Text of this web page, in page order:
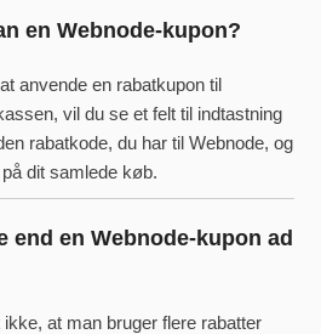
en Webnode-kupon?
anvende en rabatkupon til
vil du se et felt til indtastning
rabatkode, du har til Webnode, og
dit samlede køb.
end en Webnode-kupon ad
at man bruger flere rabatter